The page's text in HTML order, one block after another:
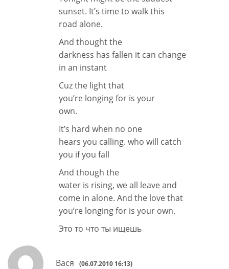
sunset. It’s time to walk this
road alone.
And thought the
darkness has fallen it can change
in an instant
Cuz the light that
you’re longing for is your
own.
It’s hard when no one
hears you calling. who will catch
you if you fall
And though the
water is rising, we all leave and
come in alone. And the love that
you’re longing for is your own.
Это то что ты ищешь
Вася (06.07.2010 16:13)